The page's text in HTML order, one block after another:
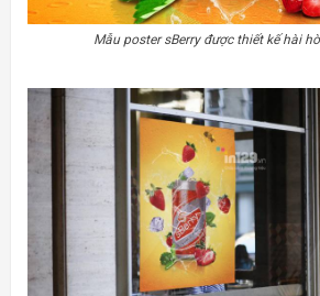
Mẫu poster sBerry được thiết kế hài